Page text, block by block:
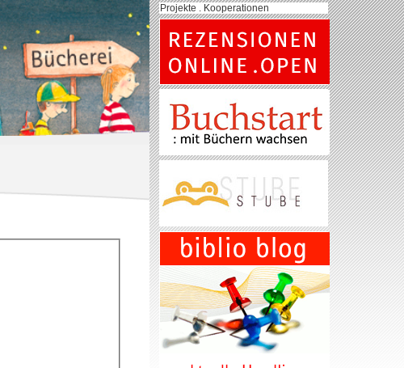
Projekte . Kooperationen